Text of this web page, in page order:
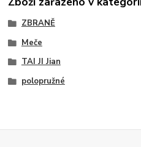
ZBRANĚ
Meče
TAI JI Jian
polopružné